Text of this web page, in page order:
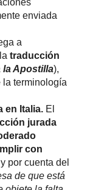
enviada
a
traducción
Apostilla),
la terminología
en Italia. El
jurada
con
por cuenta del
de que está